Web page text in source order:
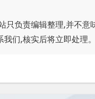
只负责编辑整理,并不意
们,核实后将立即处理。